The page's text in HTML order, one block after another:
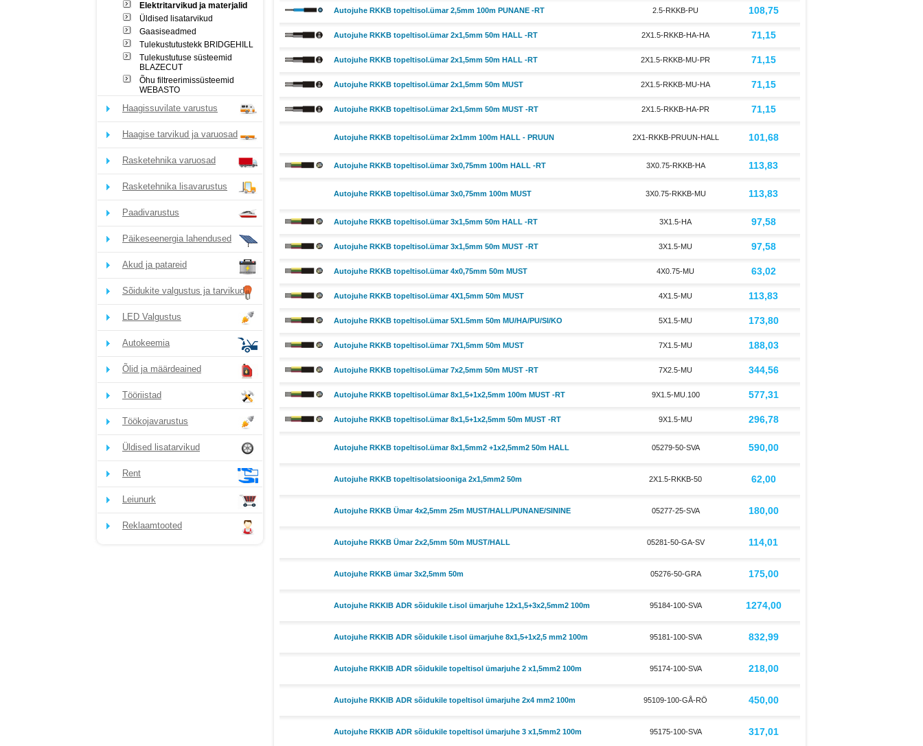
Elektritarvikud ja materjalid
Üldised lisatarvikud
Gaasiseadmed
Tulekustutustekk BRIDGEHILL
Tulekustutuse süsteemid
BLAZECUT
Õhu filtreerimissüsteemid
WEBASTO
Haagissuvilate varustus
Haagise tarvikud ja varuosad
Rasketehnika varuosad
Rasketehnika lisavarustus
Paadivarustus
Päikeseenergia lahendused
Akud ja patareid
Sõidukite valgustus ja tarvikud
LED Valgustus
Autokeemia
Õlid ja määrdeained
Tööriistad
Töökojavarustus
Üldised lisatarvikud
Rent
Leiunurk
Reklaamtooted
Autojuhe RKKB topeltisol.ümar 2,5mm 100m PUNANE -RT 2.5-RKKB-PU 108,75
Autojuhe RKKB topeltisol.ümar 2x1,5mm 50m HALL -RT 2X1.5-RKKB-HA-HA 71,15
Autojuhe RKKB topeltisol.ümar 2x1,5mm 50m HALL -RT 2X1.5-RKKB-MU-PR 71,15
Autojuhe RKKB topeltisol.ümar 2x1,5mm 50m MUST 2X1.5-RKKB-MU-HA 71,15
Autojuhe RKKB topeltisol.ümar 2x1,5mm 50m MUST -RT 2X1.5-RKKB-HA-PR 71,15
Autojuhe RKKB topeltisol.ümar 2x1mm 100m HALL - PRUUN 2X1-RKKB-PRUUN-HALL 101,68
Autojuhe RKKB topeltisol.ümar 3x0,75mm 100m HALL -RT 3X0.75-RKKB-HA 113,83
Autojuhe RKKB topeltisol.ümar 3x0,75mm 100m MUST 3X0.75-RKKB-MU 113,83
Autojuhe RKKB topeltisol.ümar 3x1,5mm 50m HALL -RT 3X1.5-HA 97,58
Autojuhe RKKB topeltisol.ümar 3x1,5mm 50m MUST -RT 3X1.5-MU 97,58
Autojuhe RKKB topeltisol.ümar 4x0,75mm 50m MUST 4X0.75-MU 63,02
Autojuhe RKKB topeltisol.ümar 4X1,5mm 50m MUST 4X1.5-MU 113,83
Autojuhe RKKB topeltisol.ümar 5X1.5mm 50m MU/HA/PU/SI/KO 5X1.5-MU 173,80
Autojuhe RKKB topeltisol.ümar 7X1,5mm 50m MUST 7X1.5-MU 188,03
Autojuhe RKKB topeltisol.ümar 7x2,5mm 50m MUST -RT 7X2.5-MU 344,56
Autojuhe RKKB topeltisol.ümar 8x1,5+1x2,5mm 100m MUST -RT 9X1.5-MU.100 577,31
Autojuhe RKKB topeltisol.ümar 8x1,5+1x2,5mm 50m MUST -RT 9X1.5-MU 296,78
Autojuhe RKKB topeltisol.ümar 8x1,5mm2 +1x2,5mm2 50m HALL 05279-50-SVA 590,00
Autojuhe RKKB topeltisolatsiooniga 2x1,5mm2 50m 2X1.5-RKKB-50 62,00
Autojuhe RKKB Ümar 4x2,5mm 25m MUST/HALL/PUNANE/SININE 05277-25-SVA 180,00
Autojuhe RKKB Ümar 2x2,5mm 50m MUST/HALL 05281-50-GA-SV 114,01
Autojuhe RKKB ümar 3x2,5mm 50m 05276-50-GRA 175,00
Autojuhe RKKIB ADR sõidukile t.isol ümarjuhe 12x1,5+3x2,5mm2 100m 95184-100-SVA 1274,00
Autojuhe RKKIB ADR sõidukile t.isol ümarjuhe 8x1,5+1x2,5 mm2 100m 95181-100-SVA 832,99
Autojuhe RKKIB ADR sõidukile topeltisol ümarjuhe 2 x1,5mm2 100m 95174-100-SVA 218,00
Autojuhe RKKIB ADR sõidukile topeltisol ümarjuhe 2x4 mm2 100m 95109-100-GÅ-RÖ 450,00
Autojuhe RKKIB ADR sõidukile topeltisol ümarjuhe 3 x1,5mm2 100m 95175-100-SVA 317,01